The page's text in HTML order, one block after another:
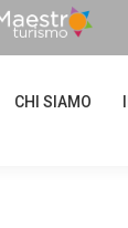
CHI SIAMO